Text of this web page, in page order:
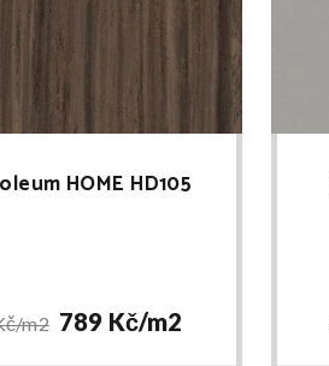
HOME HD105
m2 789 Kč/m2